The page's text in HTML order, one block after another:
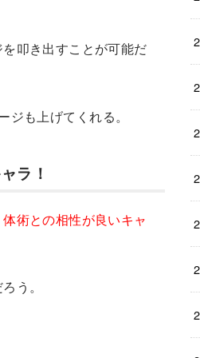
叩き出すことが可能だ
も上げてくれる。
ラ！
術との相性が良いキャ
う。